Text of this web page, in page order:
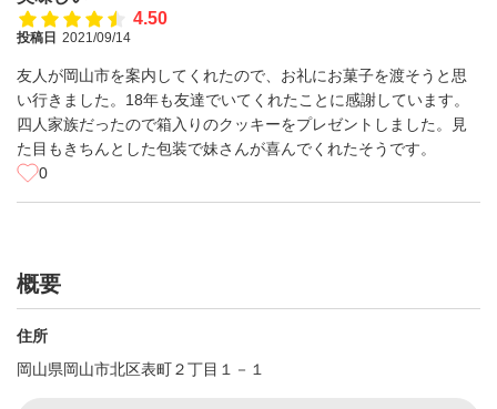
4.50
投稿日 2021/09/14
友人が岡山市を案内してくれたので、お礼にお菓子を渡そうと思
い行きました。18年も友達でいてくれたことに感謝しています。
四人家族だったので箱入りのクッキーをプレゼントしました。見
た目もきちんとした包装で妹さんが喜んでくれたそうです。
0
概要
住所
岡山県岡山市北区表町２丁目１－１